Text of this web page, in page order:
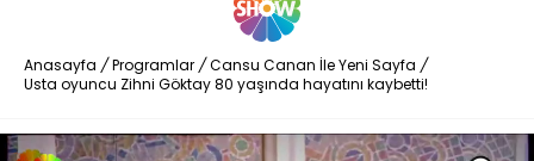
Anasayfa / Programlar / Cansu Canan İle Yeni Sayfa /
Usta oyuncu Zihni Göktay 80 yaşında hayatını kaybetti!